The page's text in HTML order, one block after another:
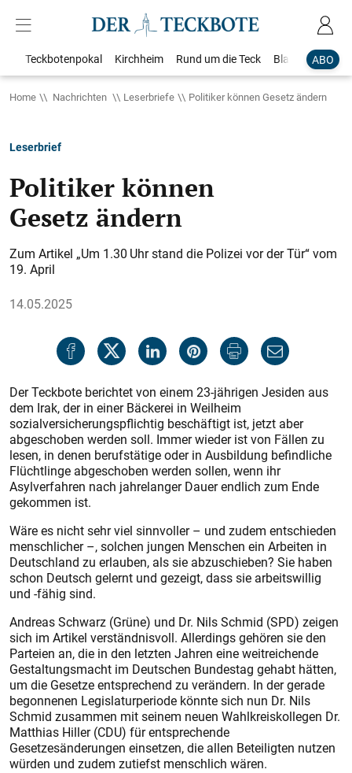
ABO
Teckbotenpokal Kirchheim Rund um die Teck Blaulicht
Home Nachrichten Leserbriefe Politiker können Gesetz ändern
Leserbrief
Politiker können
Gesetz ändern
Zum Artikel „Um 1.30 Uhr stand die Polizei vor der Tür“ vom
19. April
14.05.2025
Der Teckbote berichtet von einem 23-jährigen Jesiden aus
dem Irak, der in einer Bäckerei in Weilheim
sozialversicherungspflichtig beschäftigt ist, jetzt aber
abgeschoben werden soll. Immer wieder ist von Fällen zu
lesen, in denen berufstätige oder in Ausbildung befindliche
Flüchtlinge abgeschoben werden sollen, wenn ihr
Asylverfahren nach jahrelanger Dauer endlich zum Ende
gekommen ist.
Wäre es nicht sehr viel sinnvoller – und zudem entschieden
menschlicher –, solchen jungen Menschen ein Arbeiten in
Deutschland zu erlauben, als sie abzuschieben? Sie haben
schon Deutsch gelernt und gezeigt, dass sie arbeitswillig
und -fähig sind.
Andreas Schwarz (Grüne) und Dr. Nils Schmid (SPD) zeigen
sich im Artikel verständnisvoll. Allerdings gehören sie den
Parteien an, die in den letzten Jahren eine weitreichende
Gestaltungsmacht im Deutschen Bundestag gehabt hätten,
um die Gesetze entsprechend zu verändern. In der gerade
begonnenen Legislaturperiode könnte sich nun Dr. Nils
Schmid zusammen mit seinem neuen Wahlkreiskollegen Dr.
Matthias Hiller (CDU) für entsprechende
Gesetzesänderungen einsetzen, die allen Beteiligten nutzen
würden und zudem zutiefst menschlich wären.